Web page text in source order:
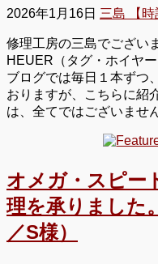
2026年1月16日 三島 【時
修理工房の三島でござい
HEUER（タグ・ホイヤ
ブログでは毎日１本ずつ
おりますが、こちらに紹
は、全てではございませ
オメガ・スピー
理を承りました
／S様）